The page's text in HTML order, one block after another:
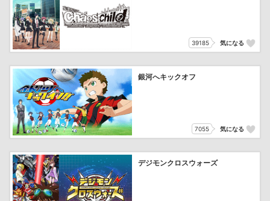
39185 気になる
銀河へキックオフ
7055 気になる
デジモンクロスウォーズ